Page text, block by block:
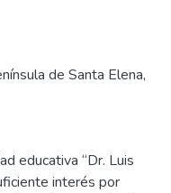
de Santa Elena,
educativa “Dr. Luis
interés por